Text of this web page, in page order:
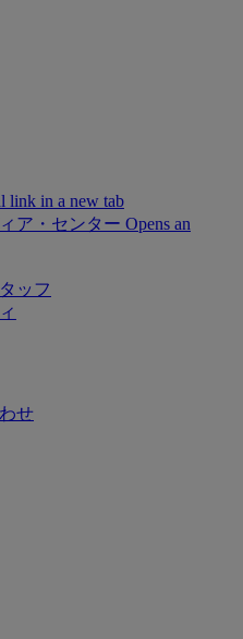
link in a new tab
ア・センター Opens an
ッフ
せ